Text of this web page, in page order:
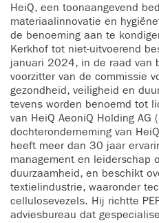
HeiQ, een toonaangevend
materiaalinnovatie en
de benoeming aan te
Kerkhof tot niet-uitvoerend
januari 2024, in de raad van
voorzitter van de commissie
gezondheid, veiligheid en
tevens worden benoemd tot
van HeiQ AeoniQ Holding AG
dochteronderneming van
heeft meer dan 30 jaar
management en leiderschap
duurzaamheid, en beschikt
textielindustrie, waaronder
cellulosevezels. Hij richtte
adviesbureau dat